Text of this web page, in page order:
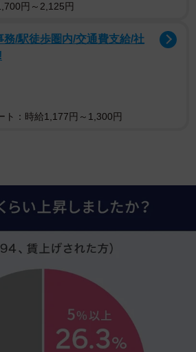
円～2,125円
務/駅徒歩圏内/交通費支給/社
ト：時給1,177円～1,300円